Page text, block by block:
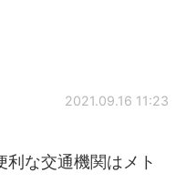
2021.09.16 11:23
な交通機関はメト